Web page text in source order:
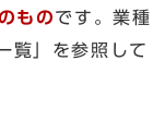
のものです。業種
覧」を参照して